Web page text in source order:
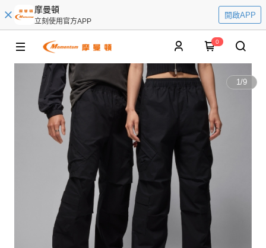
摩曼頓
立刻使用官方APP
開啟APP
0
1/9